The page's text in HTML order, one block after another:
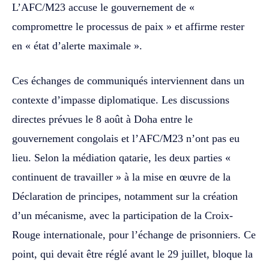
L’AFC/M23 accuse le gouvernement de «
compromettre le processus de paix » et affirme rester
en « état d’alerte maximale ».
Ces échanges de communiqués interviennent dans un
contexte d’impasse diplomatique. Les discussions
directes prévues le 8 août à Doha entre le
gouvernement congolais et l’AFC/M23 n’ont pas eu
lieu. Selon la médiation qatarie, les deux parties «
continuent de travailler » à la mise en œuvre de la
Déclaration de principes, notamment sur la création
d’un mécanisme, avec la participation de la Croix-
Rouge internationale, pour l’échange de prisonniers. Ce
point, qui devait être réglé avant le 29 juillet, bloque la